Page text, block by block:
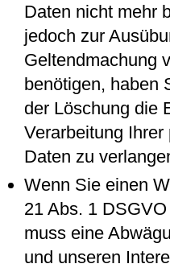
Daten nicht mehr
jedoch zur
Geltendmachung
benötigen, haben
der Löschung die
Verarbeitung
Daten zu
Wenn Sie einen
21 Abs. 1
muss eine
und unseren